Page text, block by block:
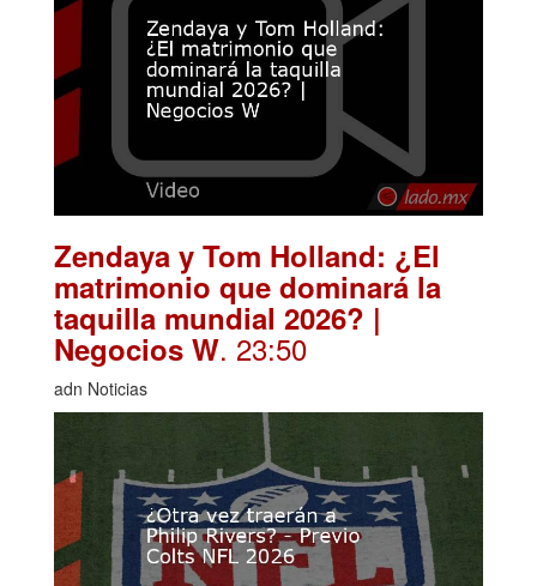
Zendaya y Tom Holland: ¿El
matrimonio que dominará la
taquilla mundial 2026? |
Negocios W. 23:50
adn Noticias